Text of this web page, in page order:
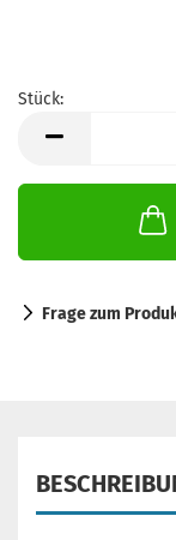
Stück:
Frage zum